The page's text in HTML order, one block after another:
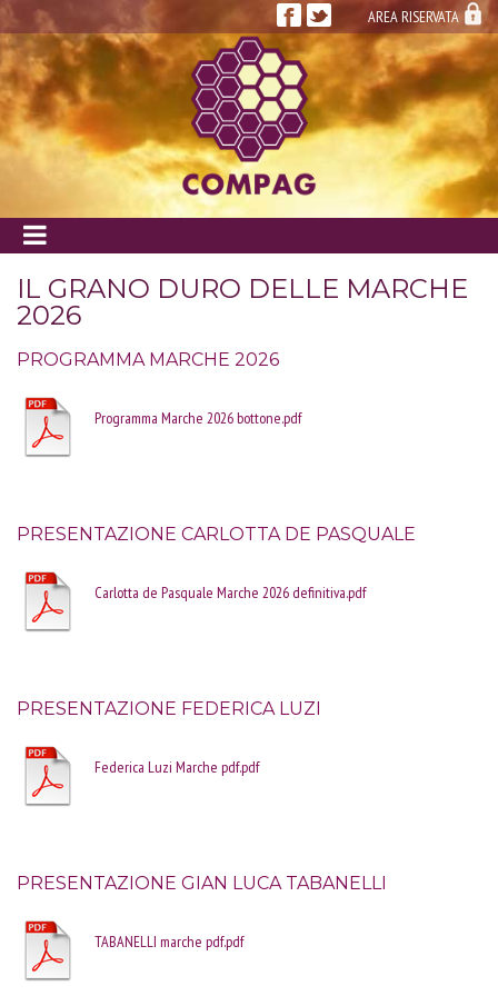
AREA RISERVATA
{id: 8066 - class: PHOTO_GALLERY - directAction: viewPhotoGallery}
IL GRANO DURO DELLE MARCHE
2026
PROGRAMMA MARCHE 2026
Programma Marche 2026 bottone.pdf
PRESENTAZIONE CARLOTTA DE PASQUALE
Carlotta de Pasquale Marche 2026 definitiva.pdf
PRESENTAZIONE FEDERICA LUZI
Federica Luzi Marche pdf.pdf
PRESENTAZIONE GIAN LUCA TABANELLI
TABANELLI marche pdf.pdf